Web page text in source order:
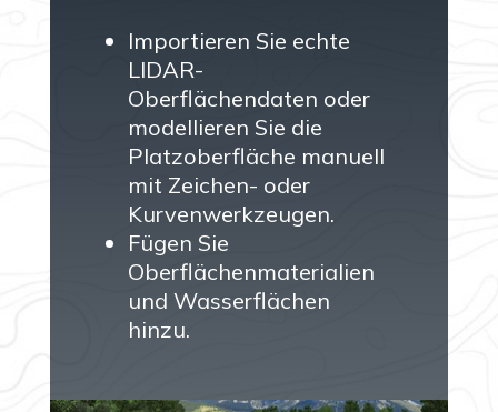
Importieren Sie echte
LIDAR-
Oberflächendaten oder
modellieren Sie die
Platzoberfläche manuell
mit Zeichen- oder
Kurvenwerkzeugen.
Fügen Sie
Oberflächenmaterialien
und Wasserflächen
hinzu.